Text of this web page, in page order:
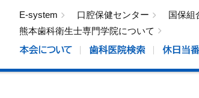
E-system 口腔保健センター
国保組
熊本歯科衛生士専門学院について